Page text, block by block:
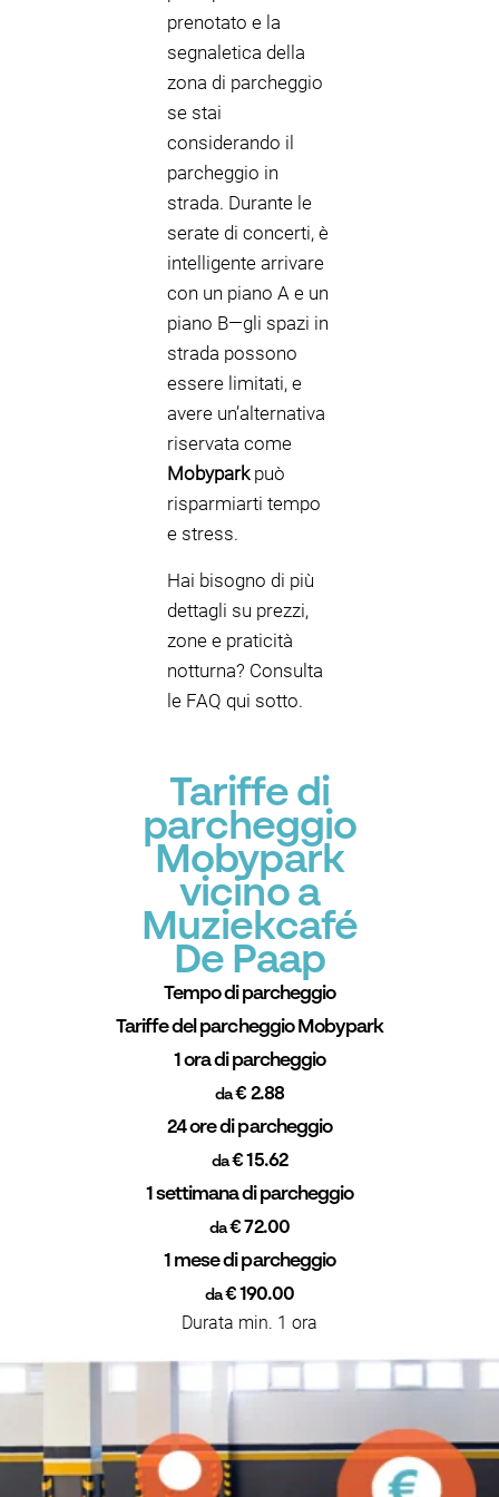
prenotato e la
segnaletica della
zona di parcheggio
se stai
considerando il
parcheggio in
strada. Durante le
serate di concerti, è
intelligente arrivare
con un piano A e un
piano B—gli spazi in
strada possono
essere limitati, e
avere un’alternativa
riservata come
Mobyparkpuò
risparmiarti tempo
e stress.
Hai bisogno di più
dettagli su prezzi,
zone e praticità
notturna? Consulta
le FAQ qui sotto.
Tariffe di
parcheggio
Mobypark
vicino a
Muziekcafé
De Paap
Tempo di parcheggio
Tariffe del parcheggio Mobypark
1 ora di parcheggio
da€ 2.88
24 ore di parcheggio
da€ 15.62
1 settimana di parcheggio
da€ 72.00
1 mese di parcheggio
da€ 190.00
Durata min. 1 ora